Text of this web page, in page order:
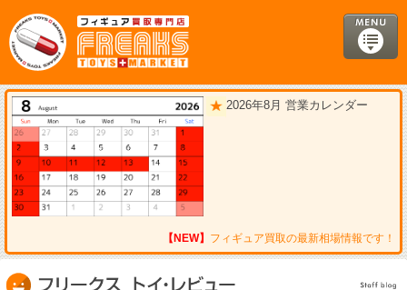
2026年8月 営業カレンダー
【NEW】 フィギュア買取の最新相場情報です！